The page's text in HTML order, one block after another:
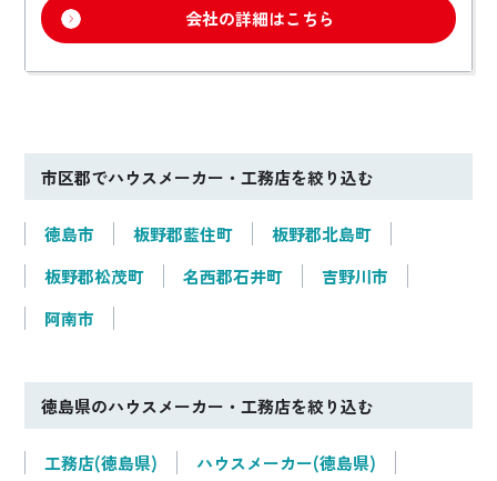
会社の詳細はこちら
市区郡でハウスメーカー・工務店を絞り込む
徳島市 板野郡藍住町
板野郡北島町
板野郡松茂町
名西郡石井町
吉野川市
阿南市
徳島県のハウスメーカー・工務店を絞り込む
工務店(徳島県) ハウスメーカー(徳島県)